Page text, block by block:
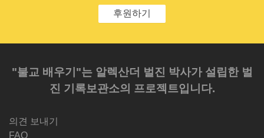
후원하기
"불교 배우기"는 알렉산더 벌진 박사가 설립한 벌
진 기록보관소의 프로젝트입니다.
의견 보내기
FAQ